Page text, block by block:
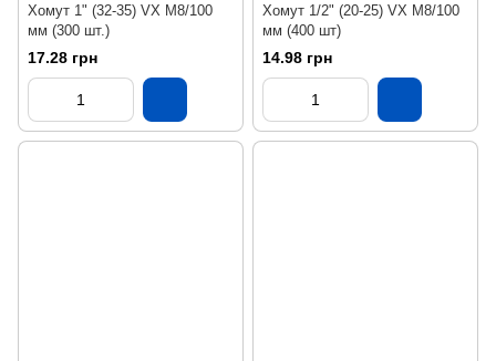
Хомут 1" (32-35) VX М8/100
мм (300 шт.)
17.28 грн
Хомут 1/2" (20-25) VX М8/100
мм (400 шт)
14.98 грн